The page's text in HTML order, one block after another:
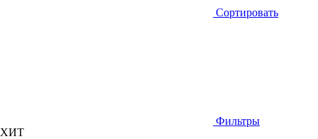
Сортировать
Фильтры
ХИТ